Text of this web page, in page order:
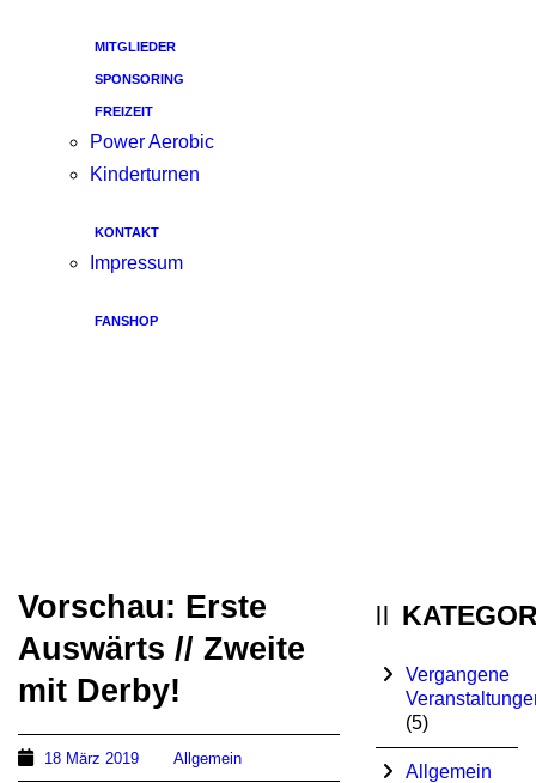
MITGLIEDER
SPONSORING
FREIZEIT
Power Aerobic
Kinderturnen
KONTAKT
Impressum
FANSHOP
Vorschau: Erste
Auswärts // Zweite
mit Derby!
18 März 2019 Allgemein
Vergangene
(5)
Allgemein